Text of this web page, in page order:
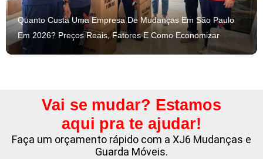
Quanto Custa Uma Empresa De Mudanças Em São Paulo
Em 2026? Preços Reais, Fatores E Como Economizar
Vai se mudar? Estamos
aqui pra te ajudar!
Faça um orçamento rápido com a XJ6 Mudanças e
Guarda Móveis.